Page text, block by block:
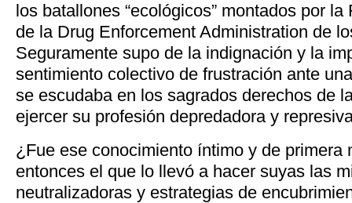
los batallones “ecológicos” montados por
de la Drug Enforcement Administration de
Seguramente supo de la indignación y la
sentimiento colectivo de frustración ante
se escudaba en los sagrados derechos de
ejercer su profesión depredadora y
¿Fue ese conocimiento íntimo y de primera
entonces el que lo llevó a hacer suyas las
neutralizadoras y estrategias de